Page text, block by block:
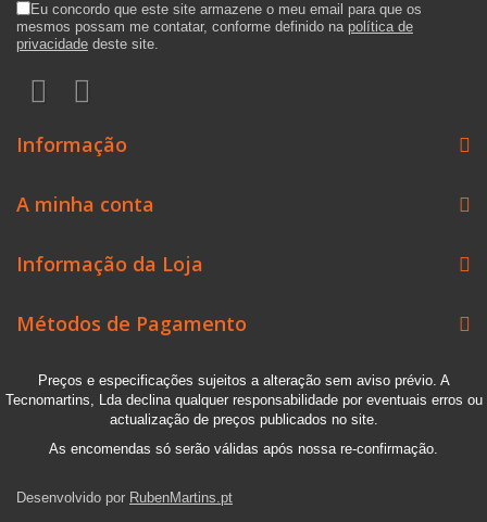
Eu concordo que este site armazene o meu email para que os
mesmos possam me contatar, conforme definido na política de
privacidade deste site.
Informação
A minha conta
Informação da Loja
Métodos de Pagamento
Preços e especificações sujeitos a alteração sem aviso prévio. A
Tecnomartins, Lda declina qualquer responsabilidade por eventuais erros ou
actualização de preços publicados no site.
As encomendas só serão válidas após nossa re-confirmação.
Desenvolvido por RubenMartins.pt